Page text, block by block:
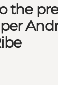
the